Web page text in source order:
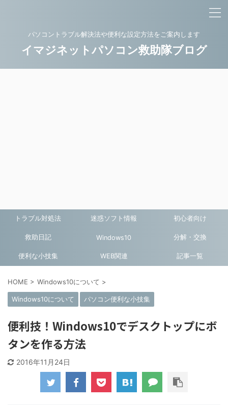
パソコントラブル解決法や便利な設定方法をご案内します
イマジネットパソコン救助隊ブログ
トラブル対処法 迷惑ソフト情報 初心者向け
救助日記 Windows10 分解・交換
便利な小技集 WEB関連 記事一覧
HOME > Windows10について >
Windows10について パソコン便利な小技集
便利技！Windows10でデスクトップにボ
タンを作る方法
2016年11月24日